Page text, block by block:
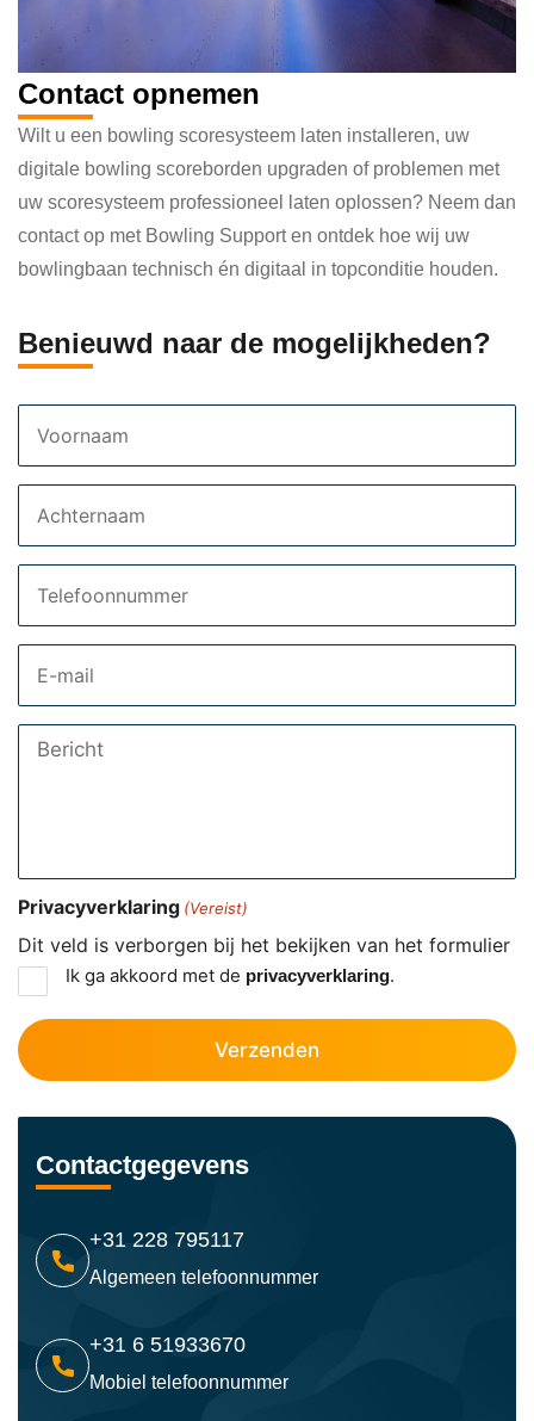
Contact opnemen
Wilt u een bowling scoresysteem laten installeren, uw
digitale bowling scoreborden upgraden of problemen met
uw scoresysteem professioneel laten oplossen? Neem dan
contact op met Bowling Support en ontdek hoe wij uw
bowlingbaan technisch én digitaal in topconditie houden.
Benieuwd naar de mogelijkheden?
Bericht
Dit veld is verborgen bij het bekijken van het formulier
Privacyverklaring (Vereist)
Ik ga akkoord met de privacyverklaring.
Contactgegevens
+31 228 795117
Algemeen telefoonnummer
+31 6 51933670
Mobiel telefoonnummer